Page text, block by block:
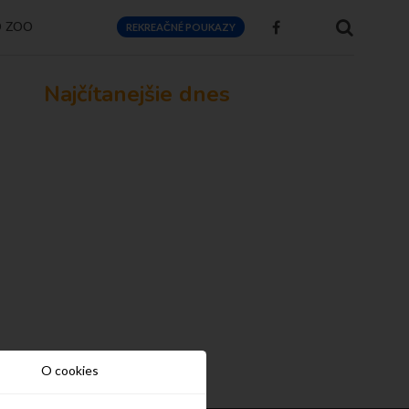
ZOO REKREAČNÉ POUKAZY
Najčítanejšie dnes
O cookies